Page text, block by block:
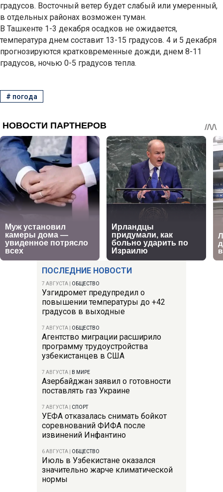
ПОСЛЕДНИЕ НОВОСТИ
7 АВГУСТА ОБЩЕСТВО
Узгидромет предупредил о
повышении температуры до +42
градусов в выходные
7 АВГУСТА ОБЩЕСТВО
Агентство миграции расширило
программу трудоустройства
узбекистанцев в США
7 АВГУСТА В МИРЕ
Азербайджан заявил о готовности
поставлять газ Украине
7 АВГУСТА СПОРТ
УЕФА отказалась снимать бойкот
соревнований ФИФА после
извинений Инфантино
6 АВГУСТА ОБЩЕСТВО
Июль в Узбекистане оказался
значительно жарче климатической
нормы
градусов. Восточный ветер будет слабый или умеренный,
в отдельных районах возможен туман.
В Ташкенте 1-3 декабря осадков не ожидается,
температура днем составит 13-15 градусов. 4 и 5 декабря
прогнозируются кратковременные дожди, днем 8-11
градусов, ночью 0-5 градусов тепла.
# погода